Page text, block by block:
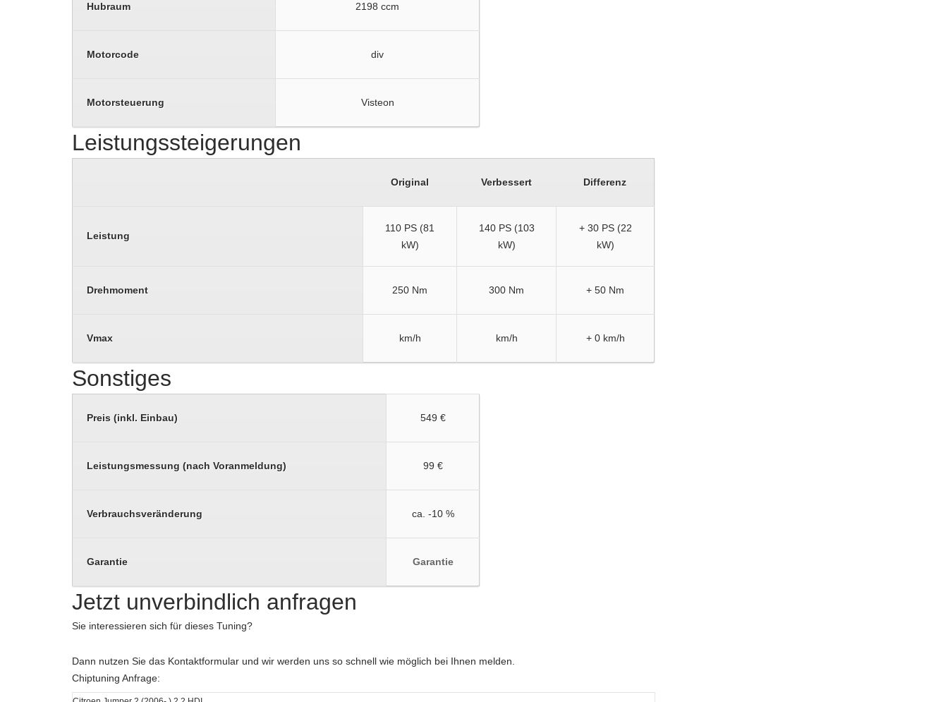
Hubraum 2198 ccm
Motorcode div
Motorsteuerung Visteon
Leistungssteigerungen
Original Verbessert Differenz
Leistung
110 PS (81
kW)
140 PS (103
kW)
+ 30 PS (22
kW)
Drehmoment 250 Nm 300 Nm + 50 Nm
Vmax km/h km/h + 0 km/h
Sonstiges
Preis (inkl. Einbau) 549 €
Leistungsmessung (nach Voranmeldung) 99 €
Verbrauchsveränderung ca. -10 %
Garantie Garantie
Jetzt unverbindlich anfragen
Sie interessieren sich für dieses Tuning?
Dann nutzen Sie das Kontaktformular und wir werden uns so schnell wie möglich bei Ihnen melden.
Chiptuning Anfrage: